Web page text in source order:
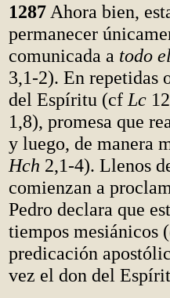
1287 Ahora bien,
permanecer
comunicada a todo
3,1-2). En repetidas
del Espíritu (cf Lc
1,8), promesa que
y luego, de manera
Hch 2,1-4). Llenos
comienzan a
Pedro declara que
tiempos mesiánicos
predicación
vez el don del